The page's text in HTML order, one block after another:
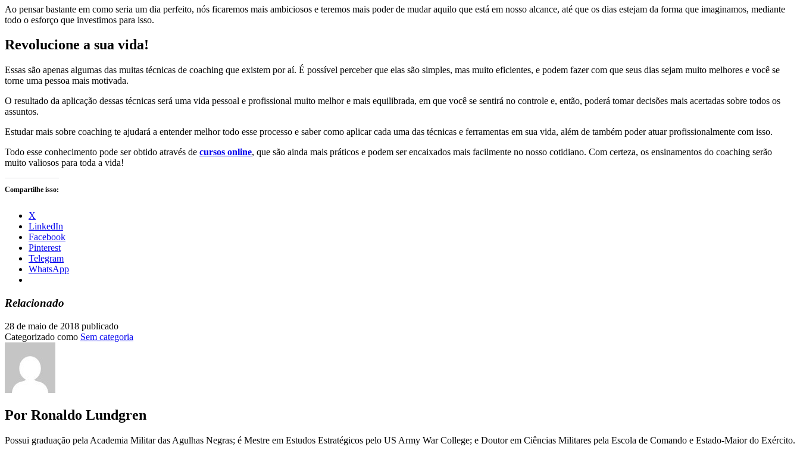
Ao pensar bastante em como seria um dia perfeito, nós ficaremos mais ambiciosos e teremos mais poder de mudar aquilo que está em nosso alcance, até que os dias estejam da forma que imaginamos, mediante
todo o esforço que investimos para isso.
Revolucione a sua vida!
Essas são apenas algumas das muitas técnicas de coaching que existem por aí. É possível perceber que elas são simples, mas muito eficientes, e podem fazer com que seus dias sejam muito melhores e você se
torne uma pessoa mais motivada.
O resultado da aplicação dessas técnicas será uma vida pessoal e profissional muito melhor e mais equilibrada, em que você se sentirá no controle e, então, poderá tomar decisões mais acertadas sobre todos os
assuntos.
Estudar mais sobre coaching te ajudará a entender melhor todo esse processo e saber como aplicar cada uma das técnicas e ferramentas em sua vida, além de também poder atuar profissionalmente com isso.
Todo esse conhecimento pode ser obtido através de cursos online, que são ainda mais práticos e podem ser encaixados mais facilmente no nosso cotidiano. Com certeza, os ensinamentos do coaching serão
muito valiosos para toda a vida!
Compartilhe isso:
X
LinkedIn
Facebook
Pinterest
Telegram
WhatsApp
Relacionado
28 de maio de 2018 publicado
Categorizado como Sem categoria
Por Ronaldo Lundgren
Possui graduação pela Academia Militar das Agulhas Negras; é Mestre em Estudos Estratégicos pelo US Army War College; e Doutor em Ciências Militares pela Escola de Comando e Estado-Maior do Exército.